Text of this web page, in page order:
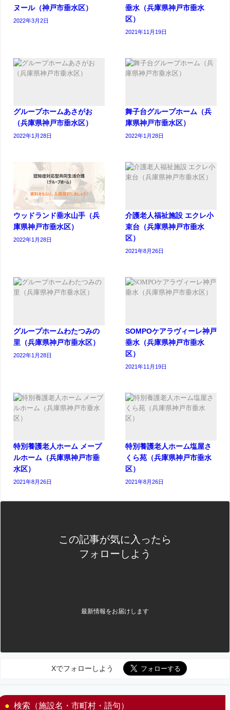
ヌール（神戸市垂水区）
2022年3月2日
垂水（兵庫県神戸市垂水
区）
2021年11月19日
グループホームあさがお
（兵庫県神戸市垂水区）
2022年1月28日
舞子台グループホーム（兵
庫県神戸市垂水区）
2022年1月28日
ウッドランド垂水山手（兵
庫県神戸市垂水区）
2022年1月28日
介護老人福祉施設 エクレ小
束台（兵庫県神戸市垂水
区）
2021年8月26日
グループホームわたつみの
里（兵庫県神戸市垂水区）
2022年1月28日
SOMPOケアラヴィーレ神戸
垂水（兵庫県神戸市垂水
区）
2021年11月19日
特別養護老人ホーム メープ
ルホーム（兵庫県神戸市垂
水区）
2021年8月26日
特別養護老人ホーム塩屋さ
くら苑（兵庫県神戸市垂水
区）
2021年8月26日
この記事が気に入ったら
フォローしよう
最新情報をお届けします
Xでフォローしよう
検索（施設名・市町村・語句）